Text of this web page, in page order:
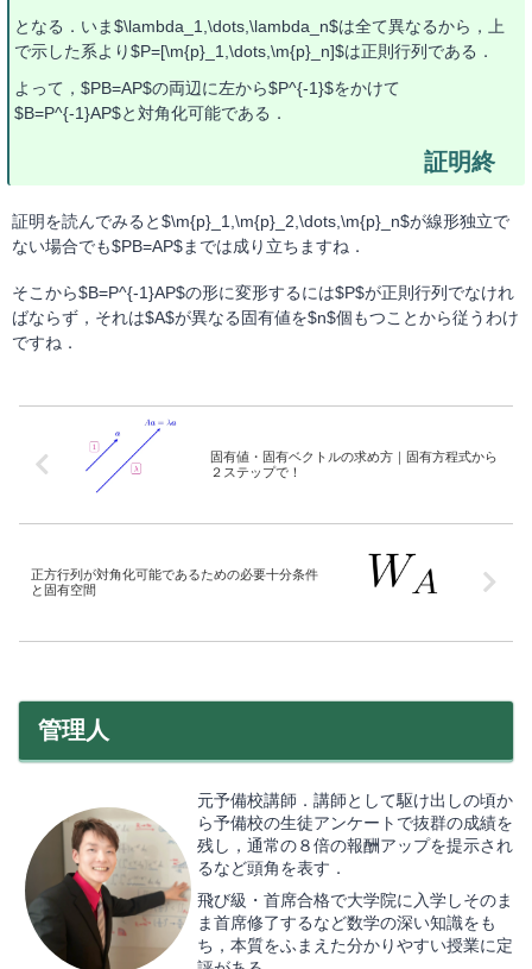
となる．いま$\lambda_1,\dots,\lambda_n$は全て異なるから，上
で示した系より$P=[\m{p}_1,\dots,\m{p}_n]$は正則行列である．
よって，$PB=AP$の両辺に左から$P^{-1}$をかけて
$B=P^{-1}AP$と対角化可能である．
証明を読んでみると$\m{p}_1,\m{p}_2,\dots,\m{p}_n$が線形独立で
ない場合でも$PB=AP$までは成り立ちますね．
そこから$B=P^{-1}AP$の形に変形するには$P$が正則行列でなけれ
ばならず，それは$A$が異なる固有値を$n$個もつことから従うわけ
ですね．
固有値・固有ベクトルの求め方｜固有方程式から
２ステップで！
正方行列が対角化可能であるための必要十分条件
と固有空間
管理人
元予備校講師．講師として駆け出しの頃か
ら予備校の生徒アンケートで抜群の成績を
残し，通常の８倍の報酬アップを提示され
るなど頭角を表す．
飛び級・首席合格で大学院に入学しそのま
ま首席修了するなど数学の深い知識をも
ち，本質をふまえた分かりやすい授業に定